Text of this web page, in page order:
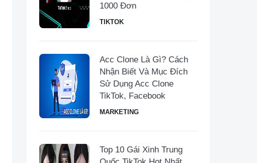
1000 Đơn
TIKTOK
Acc Clone Là Gì? Cách
Nhận Biết Và Mục Đích
Sử Dụng Acc Clone
TikTok, Facebook
MARKETING
Top 10 Gái Xinh Trung